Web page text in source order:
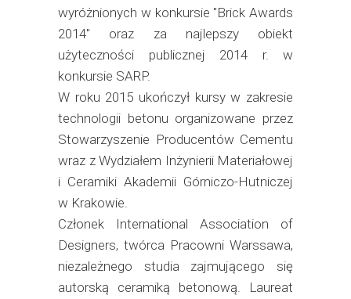
wyróżnionych w konkursie "Brick Awards
2014" oraz za najlepszy obiekt
użyteczności publicznej 2014 r. w
konkursie SARP.
W roku 2015 ukończył kursy w zakresie
technologii betonu organizowane przez
Stowarzyszenie Producentów Cementu
wraz z Wydziałem Inżynierii Materiałowej
i Ceramiki Akademii Górniczo-Hutniczej
w Krakowie.
Członek International Association of
Designers, twórca Pracowni Warssawa,
niezależnego studia zajmującego się
autorską ceramiką betonową. Laureat